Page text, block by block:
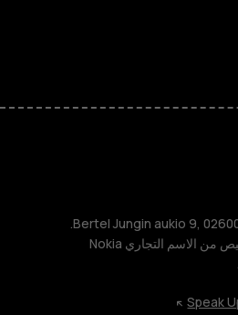
TM و © 2026 HMD Global. جميع الحقوق محفوظة. Bertel Jungin aukio 9, 02600 Espoo, Finland.
مُعرِّف الشركة: 2724044-2. شركة HMD Global Oy حاصلة على ترخيص من الاسم التجاري Nokia
Speak